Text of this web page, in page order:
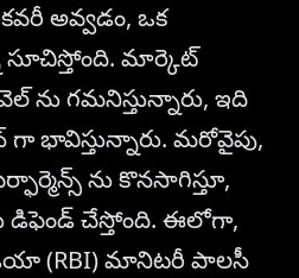
అవ్వడం, ఒక
మార్కెట్
ను గమనిస్తున్నారు, ఇది
గా భావిస్తున్నారు. మరోవైపు,
ను కొనసాగిస్తూ,
డిఫెండ్ చేస్తోంది. ఈలోగా,
(RBI) మానిటరీ పాలసీ